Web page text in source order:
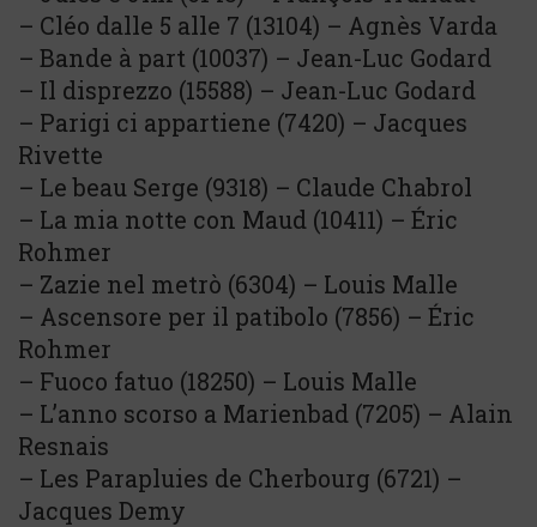
– Cléo dalle 5 alle 7 (13104) – Agnès Varda
– Bande à part (10037) – Jean-Luc Godard
– Il disprezzo (15588) – Jean-Luc Godard
– Parigi ci appartiene (7420) – Jacques
Rivette
– Le beau Serge (9318) – Claude Chabrol
– La mia notte con Maud (10411) – Éric
Rohmer
– Zazie nel metrò (6304) – Louis Malle
– Ascensore per il patibolo (7856) – Éric
Rohmer
– Fuoco fatuo (18250) – Louis Malle
– L’anno scorso a Marienbad (7205) – Alain
Resnais
– Les Parapluies de Cherbourg (6721) –
Jacques Demy